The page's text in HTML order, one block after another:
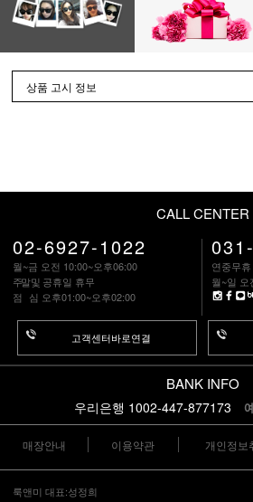
상품 고시 정보
CALL CENTER
02-6927-1022
월~금 오전 10:00~오후06:00
주말및 공휴일 휴무
점 심 오후01:00~오후02:00
고객센터바로연결
연중무휴
월~일 오
BANK INFO
우리은행 1002-447-877173
매장안내 이용약관 개인정보
룩앤미 대표:성정희